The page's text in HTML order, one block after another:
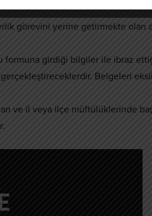
görevini yerine getirmekte olan
formuna girdiği bilgiler ile ibraz
Belgeleri
ve il veya ilçe müftülüklerinde